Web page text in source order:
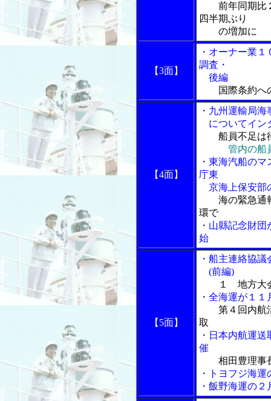
前年同期比
四半期ぶり
の増加に
【3面】
・オーナー業
調査・
後編
国際条約へ
【4面】
・九州運輸局
についてイン
船員不足は
管内の船
・東海汽船の
庁東
京海上保安部
海の緊急通
環で
・山縣記念財
始
【5面】
・船主連絡協
(前編)
１ 地方大
・全海運が１
第４回内航
取
・日本内航運
催
相田豊理事
・トヨフジ海
・飯野海運の